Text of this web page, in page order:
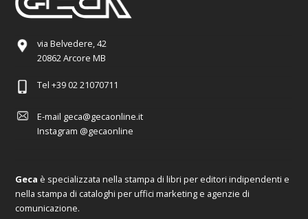
via Belvedere, 42
20862 Arcore MB
Tel +39 02 21070711
E-mail geca@gecaonline.it
Instagram @gecaonline
Geca è specializzata nella stampa di libri per editori indipendenti e
nella stampa di cataloghi per uffici marketing e agenzie di
comunicazione.